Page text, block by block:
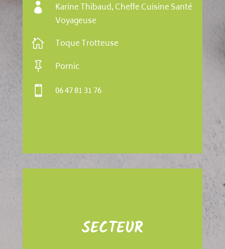

Karine Thibaud, Cheffe Cuisine Santé
Voyageuse
 Toque Trotteuse
 Pornic
 06 47 81 31 76
SECTEUR